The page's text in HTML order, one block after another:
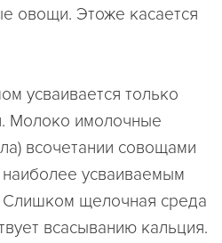
овощи. Этоже касается
усваивается только
Молоко имолочные
всочетании совощами
усваиваемым
Слишком щелочная среда
всасыванию кальция.